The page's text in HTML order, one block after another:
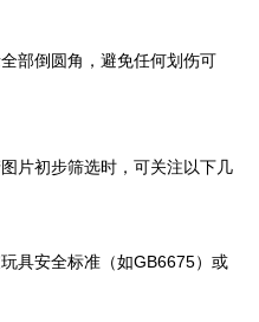
部倒圆角，避免任何划伤可
片初步筛选时，可关注以下几
具安全标准（如GB6675）或